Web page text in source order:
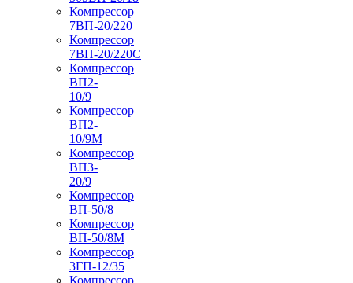
Компрессор
7ВП-20/220
Компрессор
7ВП-20/220С
Компрессор
ВП2-
10/9
Компрессор
ВП2-
10/9М
Компрессор
ВП3-
20/9
Компрессор
ВП-50/8
Компрессор
ВП-50/8М
Компрессор
3ГП-12/35